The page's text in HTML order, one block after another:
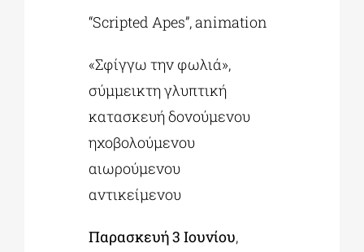
“Scripted Apes”, animation
«Σφίγγω την φωλιά»,
σύμμεικτη γλυπτική
κατασκευή δονούμενου
ηχοβολούμενου
αιωρούμενου
αντικείμενου
Παρασκευή 3 Ιουνίου,